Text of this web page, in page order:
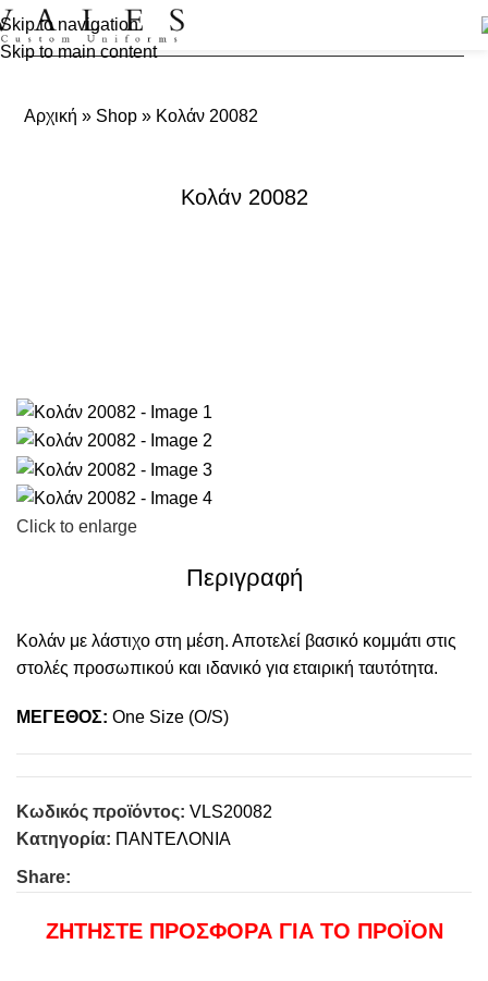
Skip to navigation
Skip to main content
Αρχική » Shop » Κολάν 20082
Κολάν 20082
Click to enlarge
Περιγραφή
Κολάν με λάστιχο στη μέση. Αποτελεί βασικό κομμάτι στις
στολές προσωπικού και ιδανικό για εταιρική ταυτότητα.
ΜΕΓΕΘΟΣ: One Size (O/S)
Κωδικός προϊόντος: VLS20082
Κατηγορία: ΠΑΝΤΕΛΟΝΙΑ
Share:
ΖΗΤΗΣΤΕ ΠΡΟΣΦΟΡΑ ΓΙΑ ΤΟ ΠΡΟΪΟΝ